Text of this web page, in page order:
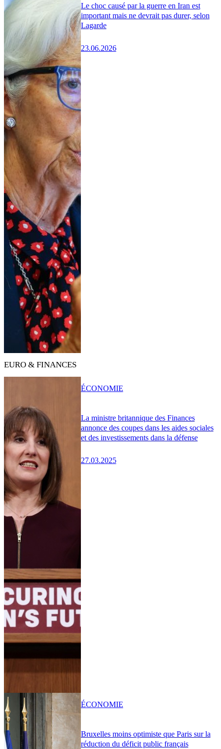
Le choc causé par la guerre en Iran est
important mais ne devrait pas durer, selon
Lagarde
23.06.2026
EURO & FINANCES
La ministre britannique des Finances
annonce des coupes dans les aides sociales
et des investissements dans la défense
27.03.2025
ÉCONOMIE
Bruxelles moins optimiste que Paris sur la
réduction du déficit public français
ÉCONOMIE